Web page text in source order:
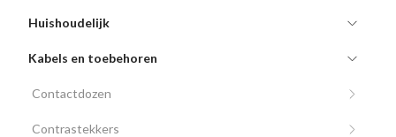
Huishoudelijk
Kabels en toebehoren
Contactdozen
Contrastekkers